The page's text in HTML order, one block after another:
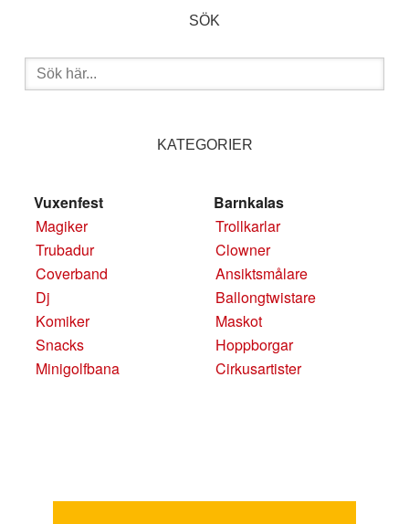
SÖK
Sök
efter:
KATEGORIER
Vuxenfest
Magiker
Trubadur
Coverband
Dj
Komiker
Snacks
Minigolfbana
Barnkalas
Trollkarlar
Clowner
Ansiktsmålare
Ballongtwistare
Maskot
Hoppborgar
Cirkusartister